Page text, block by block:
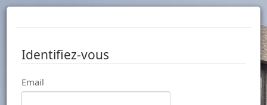
Identifiez-vous
Email